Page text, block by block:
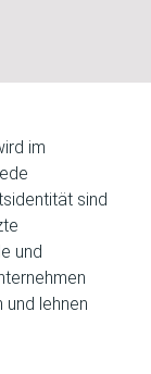
im
sind
und
lehnen